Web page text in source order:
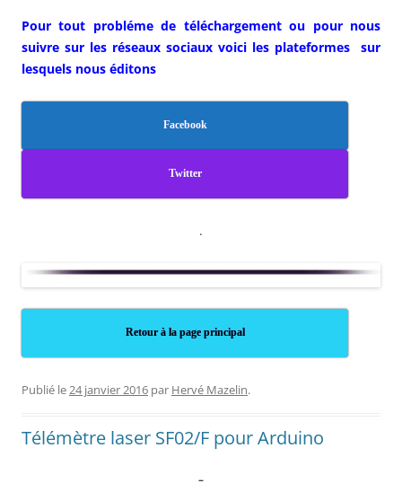
Pour tout probléme de téléchargement ou pour nous
suivre sur les réseaux sociaux voici les plateformes sur
lesquels nous éditons
Facebook
Twitter
.
Retour à la page principal
Publié le24 janvier 2016 par Hervé Mazelin.
Télémètre laser SF02/F pour Arduino
–